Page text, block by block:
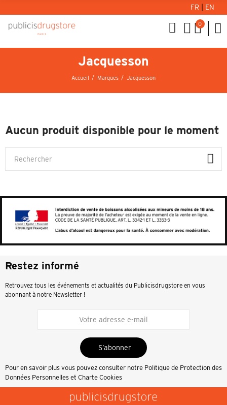
FR EN
0
Jacquesson
Accueil Marques Jacquesson
Aucun produit disponible pour le moment
Restez informé
Retrouvez tous les événements et actualités du Publicisdrugstore en vous
abonnant à notre Newsletter !
S’abonner
Pour en savoir plus vous pouvez consulter notre Politique de Protection des
Données Personnelles et Charte Cookies